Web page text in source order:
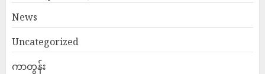
News
Uncategorized
ကာတွန်း